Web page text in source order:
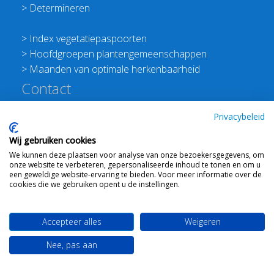
> Determineren
> Index vegetatiepaspoorten
> Hoofdgroepen plantengemeenschappen
> Maanden van optimale herkenbaarheid
Contact
E:info@floravannederland.nl
Plein 1992 70F 6221JP Maastricht
T: 06 41237586
KVK: 76114821 btw: NL860512289B01
WebdesignTon Haexvoor © 2008 - 2026 Flora van
Nederland-Mail ons
Privacybeleid
Wij gebruiken cookies
We kunnen deze plaatsen voor analyse van onze bezoekersgegevens, om
onze website te verbeteren, gepersonaliseerde inhoud te tonen en om u
een geweldige website-ervaring te bieden. Voor meer informatie over de
cookies die we gebruiken opent u de instellingen.
Accepteer alles
Weigeren
Nee, pas aan